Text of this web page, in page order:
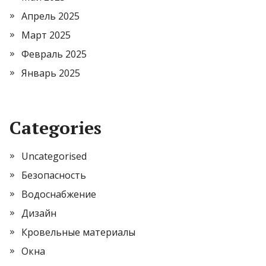
Апрель 2025
Март 2025
Февраль 2025
Январь 2025
Categories
Uncategorised
Безопасность
Водоснабжение
Дизайн
Кровельные материалы
Окна